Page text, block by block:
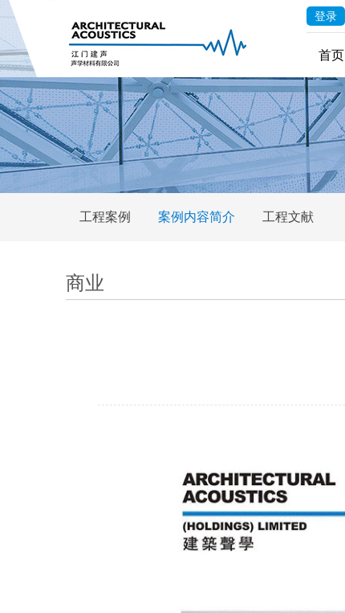
登录
首页
工程案例 案例内容简介 工程文献
商业